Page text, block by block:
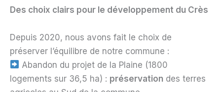
Des choix clairs pour le développement du Crès
Depuis 2020, nous avons fait le choix de
préserver l’équilibre de notre commune :
Abandon du projet de la Plaine (1800
logements sur 36,5 ha) : préservation des terres